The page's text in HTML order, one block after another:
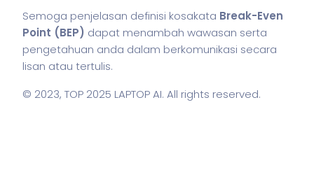
Semoga penjelasan definisi kosakata Break-Even
Point (BEP) dapat menambah wawasan serta
pengetahuan anda dalam berkomunikasi secara
lisan atau tertulis.
© 2023, TOP 2025 LAPTOP AI. All rights reserved.